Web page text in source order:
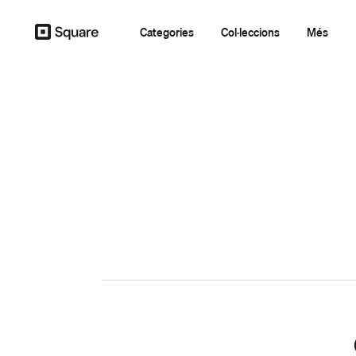
Categories Col·leccions Més